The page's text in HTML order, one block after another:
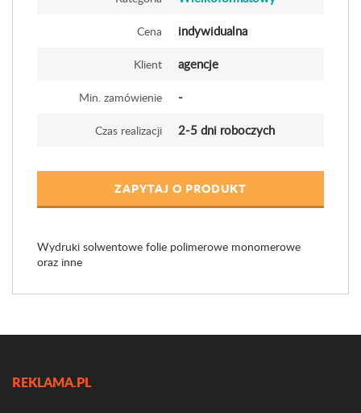
Cena indywidualna
Klient agencje
Min. zamówienie -
Czas realizacji 2-5 dni roboczych
ZAPYTAJ O PRODUKT
Wydruki solwentowe folie polimerowe monomerowe
oraz inne
REKLAMA.PL